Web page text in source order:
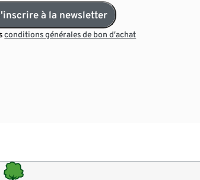
à la newsletter
conditions générales de bon d’achat